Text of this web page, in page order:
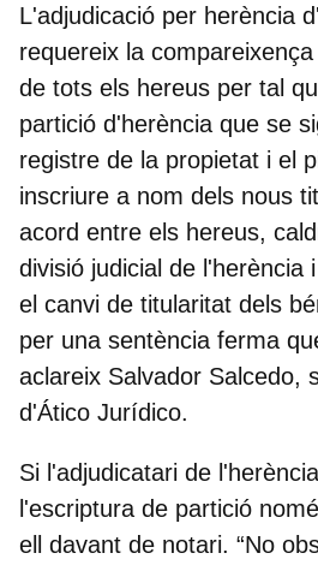
L'adjudicació per herència
requereix la
de tots els hereus per tal
partició d'herència que se
registre de la propietat i el
inscriure a nom dels nous
acord entre els hereus,
divisió judicial de l'herència
el canvi de titularitat dels
per una sentència ferma
aclareix Salvador Salcedo,
d'Ático Jurídico.
Si l'adjudicatari de
l'escriptura de partició
ell davant de notari. “No